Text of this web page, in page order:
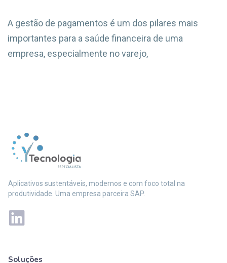
A gestão de pagamentos é um dos pilares mais
importantes para a saúde financeira de uma
empresa, especialmente no varejo,
Aplicativos sustentáveis, modernos e com foco total na
produtividade. Uma empresa parceira SAP.
Soluções